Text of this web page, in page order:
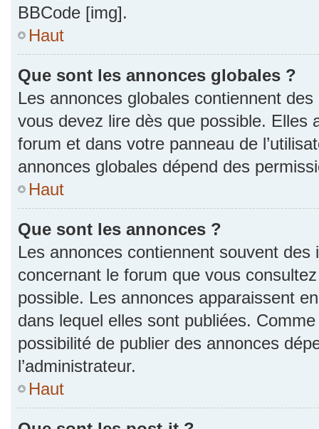
BBCode [img].
Haut
Que sont les annonces globales ?
Les annonces globales contiennent
vous devez lire dès que possible. Elles
forum et dans votre panneau de
annonces globales dépend des
Haut
Que sont les annonces ?
Les annonces contiennent souvent
concernant le forum que vous
possible. Les annonces apparaissent
dans lequel elles sont publiées.
possibilité de publier des annonces
l’administrateur.
Haut